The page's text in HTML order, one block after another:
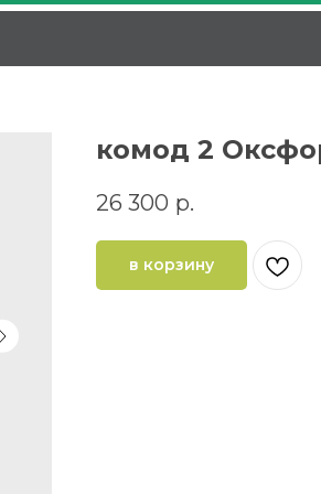
комод 2
26 300 р.
в корзину